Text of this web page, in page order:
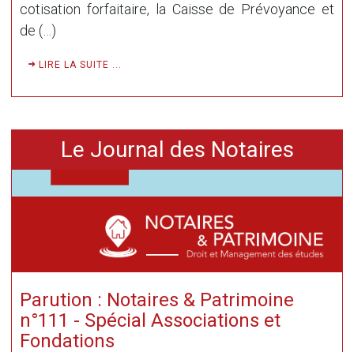
cotisation forfaitaire, la Caisse de Prévoyance et
de (…)
LIRE LA SUITE ...
Le Journal des Notaires
Parution : Notaires & Patrimoine
n°111 - Spécial Associations et
Fondations